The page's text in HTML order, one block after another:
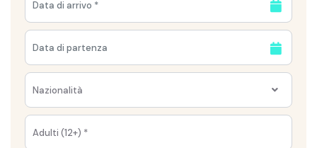
Nazionalità